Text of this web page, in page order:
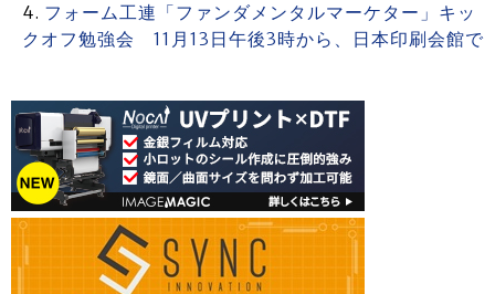
フォーム工連「ファンダメンタルマーケター」キッ
クオフ勉強会 11月13日午後3時から、日本印刷会館で